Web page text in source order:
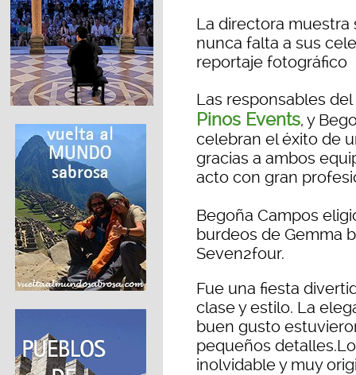
La directora muestra
nunca falta a sus
reportaje fotográfico
Las responsables
Pinos Events, y
celebran el éxito de
gracias a ambos
acto con gran
Begoña Campos
burdeos de Gemma
Seven2four.
Fue una fiesta
clase y estilo. La
buen gusto
pequeños
inolvidable y muy